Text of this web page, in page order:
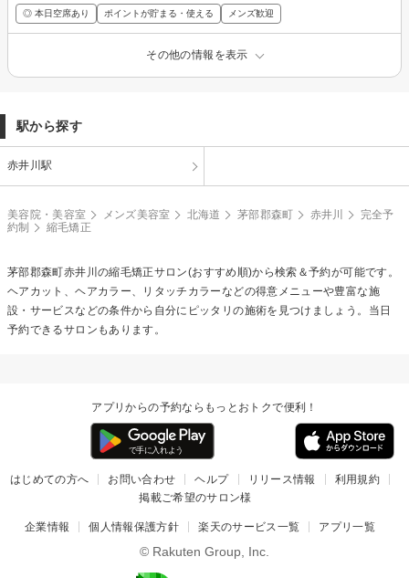
◎ 本日空席あり ポイントが貯まる・使える メンズ歓迎
その他の情報を表示
駅から探す
赤井川駅
美容院・美容室 メンズ美容室 北海道 茅部郡森町 赤井川
完全予
約制
縮毛矯正
茅部郡森町赤井川の縮毛矯正サロン(おすすめ順)から検索＆予約が可能です。
ヘアカット、ヘアカラー、リタッチカラーなどの得意メニューや豊富な施
設・サービスなどの条件から自分にピッタリの施術を見つけましょう。当日
予約できるサロンもあります。
アプリからの予約ならもっとおトクで便利！
はじめての方へ お問い合わせ ヘルプ リリース情報
利用規約
掲載ご希望のサロン様
企業情報 個人情報保護方針 楽天のサービス一覧 アプリ一覧
© Rakuten Group, Inc.